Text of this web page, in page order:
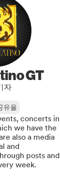
GT
자
유율
concerts in
we have the
also a media
and
posts and
week.